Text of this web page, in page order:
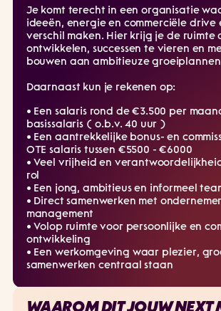
Je komt terecht in een organisatie
ideeën, energie en commerciële drive
verschil maken. Hier krijg je de ruimte
ontwikkelen, successen te vieren en
bouwen aan ambitieuze
Daarnaast kun je rekenen op:
• Een salaris rond de €3.500 per
basissalaris ( o.b.v. 40 uur )
• Een aantrekkelijke bonus- en
OTE salaris tussen €5500 - €6000
• Veel vrijheid en
rol
• Een jong, ambitieus en informeel
• Direct samenwerken met
management
• Volop ruimte voor persoonlijke en
ontwikkeling
• Een werkomgeving waar plezier,
samenwerken centraal staan